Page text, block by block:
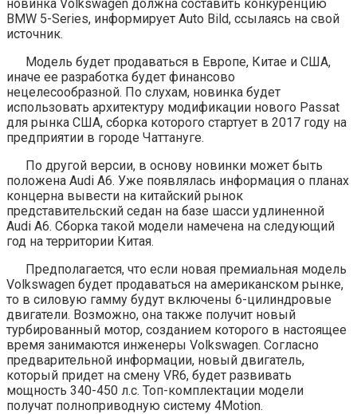
новинка Volkswagen должна составить конкуренцию
BMW 5-Series, информирует Auto Bild, ссылаясь на свой
источник.
Модель будет продаваться в Европе, Китае и США,
иначе ее разработка будет финансово
нецелесообразной. По слухам, новинка будет
использовать архитектуру модификации нового Passat
для рынка США, сборка которого стартует в 2017 году на
предприятии в городе Чаттануге.
По другой версии, в основу новинки может быть
положена Audi A6. Уже появлялась информация о планах
концерна вывести на китайский рынок
представительский седан на базе шасси удлиненной
Audi A6. Сборка такой модели намечена на следующий
год на территории Китая.
Предполагается, что если новая премиальная модель
Volkswagen будет продаваться на американском рынке,
то в силовую гамму будут включены 6-цилиндровые
двигатели. Возможно, она также получит новый
турбированный мотор, созданием которого в настоящее
время занимаются инженеры Volkswagen. Согласно
предварительной информации, новый двигатель,
который придет на смену VR6, будет развивать
мощность 340-450 л.с. Топ-комплектации модели
получат полноприводную систему 4Motion.